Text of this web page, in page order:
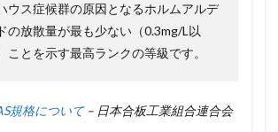
ウス症候群の原因となるホルムアルデ
の放散量が最も少ない（0.3mg/L以
ことを示す最高ランクの等級です。
規格について– 日本合板工業組合連合会